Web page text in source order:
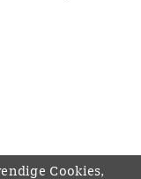
Cookies,